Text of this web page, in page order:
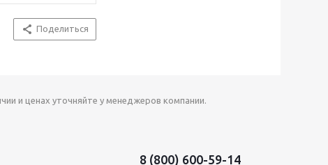
Поделиться
и ценах уточняйте у менеджеров компании.
8 (800) 600-59-14